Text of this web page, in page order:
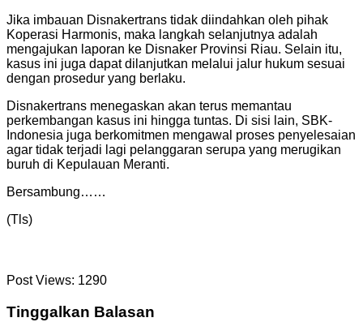
Jika imbauan Disnakertrans tidak diindahkan oleh pihak
Koperasi Harmonis, maka langkah selanjutnya adalah
mengajukan laporan ke Disnaker Provinsi Riau. Selain itu,
kasus ini juga dapat dilanjutkan melalui jalur hukum sesuai
dengan prosedur yang berlaku.
Disnakertrans menegaskan akan terus memantau
perkembangan kasus ini hingga tuntas. Di sisi lain, SBK-
Indonesia juga berkomitmen mengawal proses penyelesaian
agar tidak terjadi lagi pelanggaran serupa yang merugikan
buruh di Kepulauan Meranti.
Bersambung……
(Tls)
Post Views: 1290
Tinggalkan Balasan